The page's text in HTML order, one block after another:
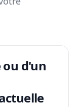
ou d'un